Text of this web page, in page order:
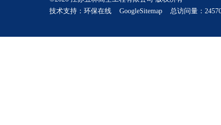
技术支持： 环保在线 GoogleSitemap 总访问量：